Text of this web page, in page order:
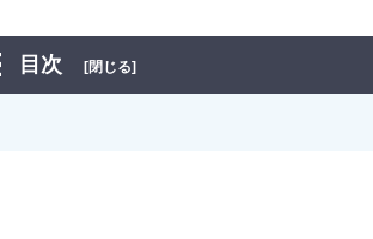
目次 [閉じる]